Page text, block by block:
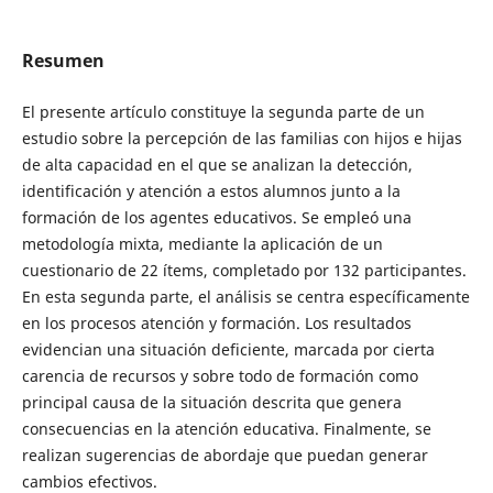
Resumen
El presente artículo constituye la segunda parte de un
estudio sobre la percepción de las familias con hijos e hijas
de alta capacidad en el que se analizan la detección,
identificación y atención a estos alumnos junto a la
formación de los agentes educativos. Se empleó una
metodología mixta, mediante la aplicación de un
cuestionario de 22 ítems, completado por 132 participantes.
En esta segunda parte, el análisis se centra específicamente
en los procesos atención y formación. Los resultados
evidencian una situación deficiente, marcada por cierta
carencia de recursos y sobre todo de formación como
principal causa de la situación descrita que genera
consecuencias en la atención educativa. Finalmente, se
realizan sugerencias de abordaje que puedan generar
cambios efectivos.